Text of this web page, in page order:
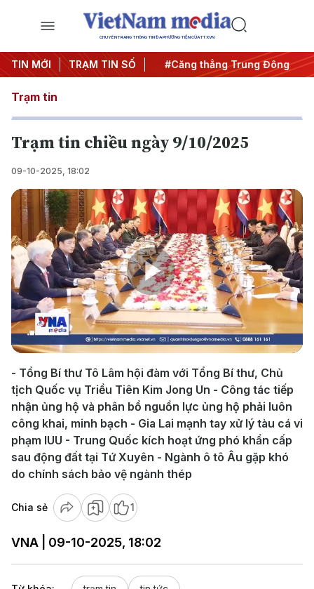
CHUYÊN TRANG THÔNG TIN ĐA PHƯƠNG TIỆN CỦA TTXVN
TIN MỚI TRẠM TIN SỐ
#Chống khai thác IUU #Căng thẳng Trung Đông
Trạm tin
Trạm tin chiều ngày 9/10/2025
09-10-2025, 18:02
Play
Video
- Tổng Bí thư Tô Lâm hội đàm với Tổng Bí thư, Chủ
tịch Quốc vụ Triều Tiên Kim Jong Un - Công tác tiếp
nhận ủng hộ và phân bổ nguồn lực ủng hộ phải luôn
công khai, minh bạch - Gia Lai mạnh tay xử lý tàu cá vi
phạm IUU - Trung Quốc kích hoạt ứng phó khẩn cấp
sau động đất tại Tứ Xuyên - Ngành ô tô Âu gặp khó
do chính sách bảo vệ ngành thép
Chia sẻ 1
VNA | 09-10-2025, 18:02